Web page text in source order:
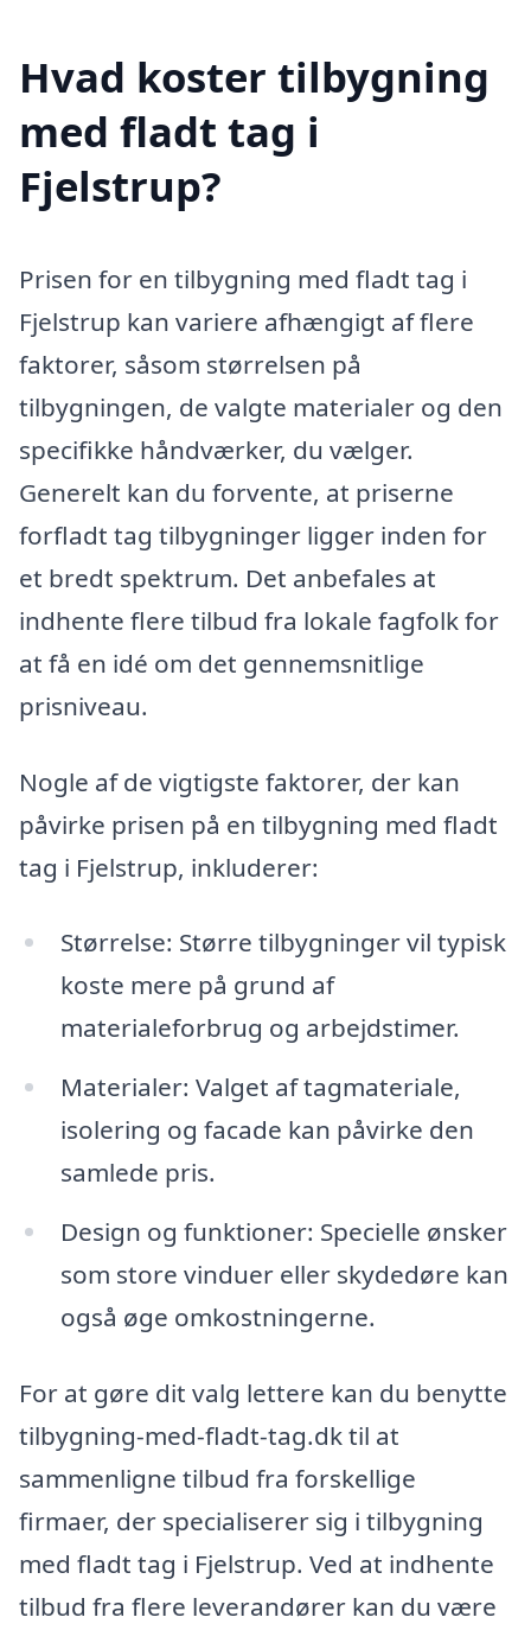
Hvad koster tilbygning
med fladt tag i
Fjelstrup?
Prisen for en tilbygning med fladt tag i
Fjelstrup kan variere afhængigt af flere
faktorer, såsom størrelsen på
tilbygningen, de valgte materialer og den
specifikke håndværker, du vælger.
Generelt kan du forvente, at priserne
forfladt tag tilbygninger ligger inden for
et bredt spektrum. Det anbefales at
indhente flere tilbud fra lokale fagfolk for
at få en idé om det gennemsnitlige
prisniveau.
Nogle af de vigtigste faktorer, der kan
påvirke prisen på en tilbygning med fladt
tag i Fjelstrup, inkluderer:
Størrelse: Større tilbygninger vil typisk
koste mere på grund af
materialeforbrug og arbejdstimer.
Materialer: Valget af tagmateriale,
isolering og facade kan påvirke den
samlede pris.
Design og funktioner: Specielle ønsker
som store vinduer eller skydedøre kan
også øge omkostningerne.
For at gøre dit valg lettere kan du benytte
tilbygning-med-fladt-tag.dk til at
sammenligne tilbud fra forskellige
firmaer, der specialiserer sig i tilbygning
med fladt tag i Fjelstrup. Ved at indhente
tilbud fra flere leverandører kan du være